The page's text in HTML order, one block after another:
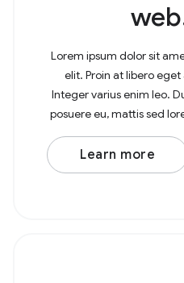
Lorem ipsum dolor sit
elit. Proin at libero
Integer varius enim leo.
posuere eu, mattis sed
amet, consectetur
Learn more